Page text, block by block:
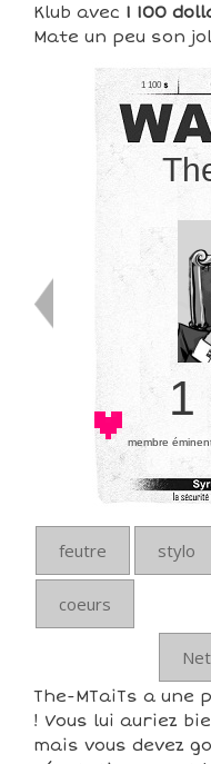
Klub avec 1 100
Mate un peu son
1 100
1
membre
feutre stylo
coeurs
The-MTaiTs a une
! Vous lui auriez
mais vous devez